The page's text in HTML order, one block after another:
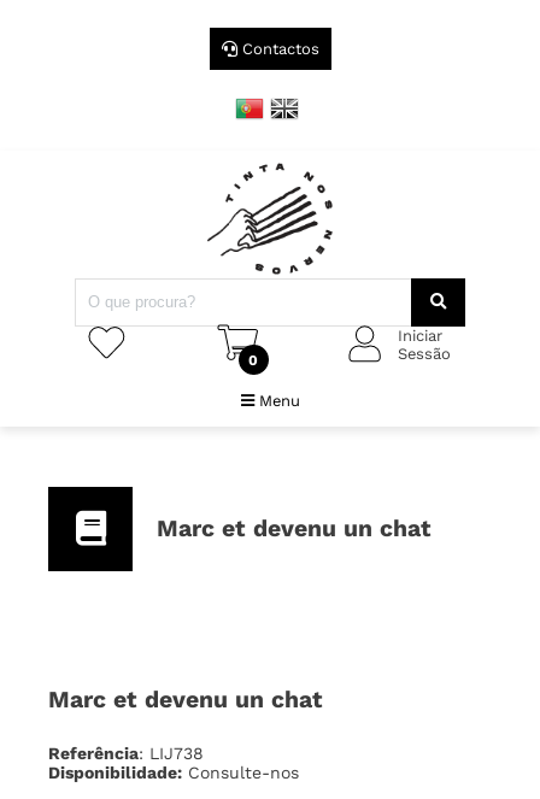
Contactos
0
Iniciar
Sessão
Menu
Marc et devenu un chat
Marc et devenu un chat
Referência: LIJ738
Disponibilidade: Consulte-nos